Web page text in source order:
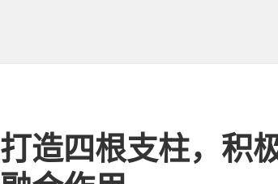
打造四根支柱，积